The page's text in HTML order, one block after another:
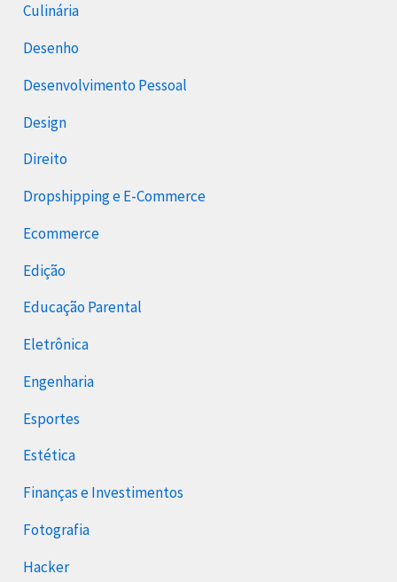
Culinária
Desenho
Desenvolvimento Pessoal
Design
Direito
Dropshipping e E-Commerce
Ecommerce
Edição
Educação Parental
Eletrônica
Engenharia
Esportes
Estética
Finanças e Investimentos
Fotografia
Hacker